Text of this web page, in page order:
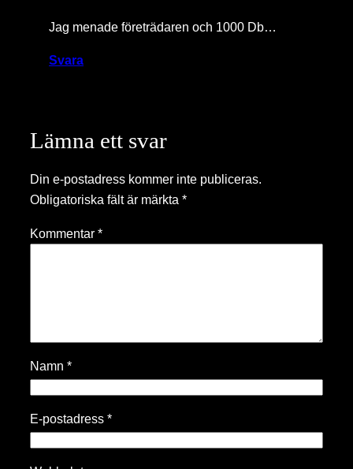
Jag menade företrädaren och 1000 Db…
Svara
Lämna ett svar
Din e-postadress kommer inte publiceras.
Obligatoriska fält är märkta *
Kommentar *
Namn *
E-postadress *